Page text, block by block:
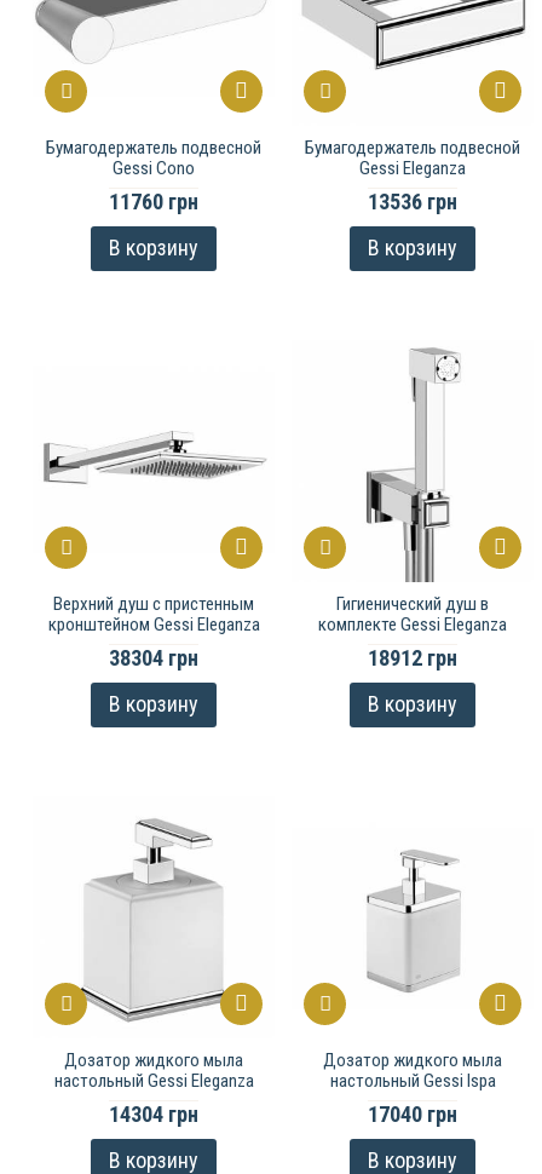
Бумагодержатель подвесной
Gessi Cono
11760 грн
В корзину
Бумагодержатель подвесной
Gessi Eleganza
13536 грн
В корзину
Верхний душ с пристенным
кронштейном Gessi Eleganza
38304 грн
В корзину
Гигиенический душ в
комплекте Gessi Eleganza
18912 грн
В корзину
Дозатор жидкого мыла
настольный Gessi Eleganza
14304 грн
В корзину
Дозатор жидкого мыла
настольный Gessi Ispa
17040 грн
В корзину